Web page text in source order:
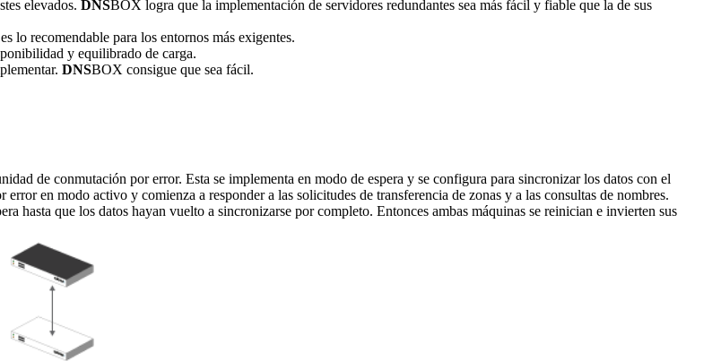
elevados. DNSBOX logra que la implementación de servidores redundantes sea más fácil y fiable que la de sus
lo recomendable para los entornos más exigentes.
y equilibrado de carga.
DNSBOX consigue que sea fácil.
de conmutación por error. Esta se implementa en modo de espera y se configura para sincronizar los datos con el
en modo activo y comienza a responder a las solicitudes de transferencia de zonas y a las consultas de nombres.
hasta que los datos hayan vuelto a sincronizarse por completo. Entonces ambas máquinas se reinician e invierten sus